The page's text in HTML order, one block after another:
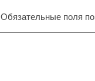
Обязательные поля